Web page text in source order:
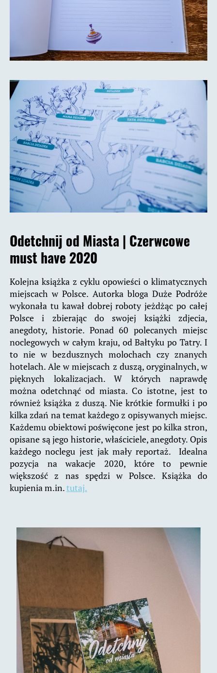
Odetchnij od Miasta | Czerwcowe
must have 2020
Kolejna książka z cyklu opowieści o klimatycznych
miejscach w Polsce. Autorka bloga Duże Podróże
wykonała tu kawał dobrej roboty jeżdżąc po całej
Polsce i zbierając do swojej książki zdjecia,
anegdoty, historie. Ponad 60 polecanych miejsc
noclegowych w całym kraju, od Bałtyku po Tatry. I
to nie w bezdusznych molochach czy znanych
hotelach. Ale w miejscach z duszą, oryginalnych, w
pięknych lokalizacjach. W których naprawdę
można odetchnąć od miasta. Co istotne, jest to
również książka z duszą. Nie krótkie formułki i po
kilka zdań na temat każdego z opisywanych miejsc.
Każdemu obiektowi poświęcone jest po kilka stron,
opisane są jego historie, właściciele, anegdoty. Opis
każdego noclegu jest jak mały reportaż. Idealna
pozycja na wakacje 2020, które to pewnie
większość z nas spędzi w Polsce. Książka do
kupienia m.in.tutaj.